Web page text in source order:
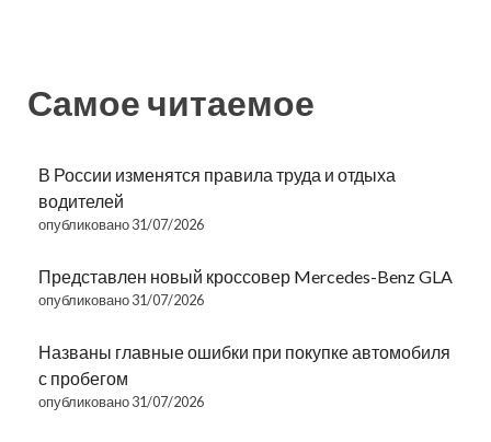
Самое читаемое
В России изменятся правила труда и отдыха
водителей
опубликовано 31/07/2026
Представлен новый кроссовер Mercedes-Benz GLA
опубликовано 31/07/2026
Названы главные ошибки при покупке автомобиля
с пробегом
опубликовано 31/07/2026